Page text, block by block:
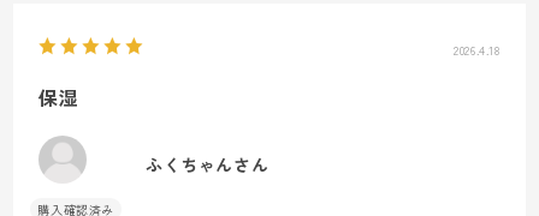
2026.4.18
保湿
ふくちゃんさん